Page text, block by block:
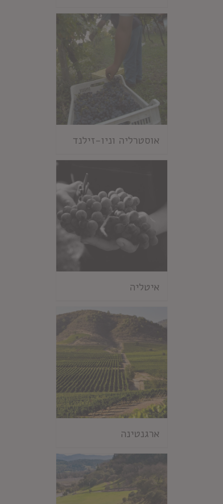
אוסטרליה וניו-זילנד
איטליה
ארגנטינה